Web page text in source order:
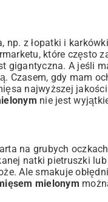
np. z łopatki i
które często
gigantyczna. A jeśli
Czasem, gdy mam
najwyższej
nie jest
na grubych
natki pietruszki
Ale smakuje
mielonym